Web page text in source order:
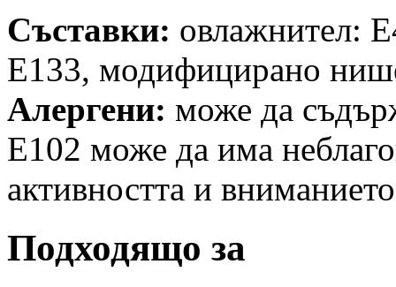
Съставки: овлажнител:
E133, модифицирано
Алергени: може да
Е102 може да има
активността и
Подходящо за